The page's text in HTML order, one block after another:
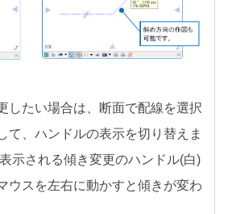
したい場合は、断面で配線を選択
て、ハンドルの表示を切り替えま
示される傾き変更のハンドル(白)
ウスを左右に動かすと傾きが変わ